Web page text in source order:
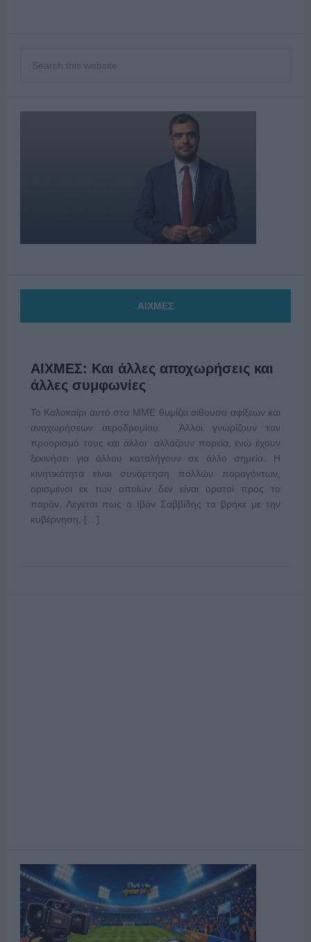
ΑΙΧΜΕΣ
ΑΙΧΜΕΣ: Και άλλες αποχωρήσεις και
άλλες συμφωνίες
Το Καλοκαίρι αυτό στα ΜΜΕ θυμίζει αίθουσα αφίξεων και
αναχωρήσεων αεροδρομίου. Άλλοι γνωρίζουν τον
προορισμό τους και άλλοι αλλάζουν πορεία, ενώ έχουν
ξεκινήσει για άλλου καταλήγουν σε άλλο σημείο. Η
κινητικότητα είναι συνάρτηση πολλών παραγόντων,
ορισμένοι εκ των οποίων δεν είναι ορατοί προς το
παρόν. Λέγεται πως ο Ιβάν Σαββίδης τα βρήκε με την
κυβέρνηση, […]